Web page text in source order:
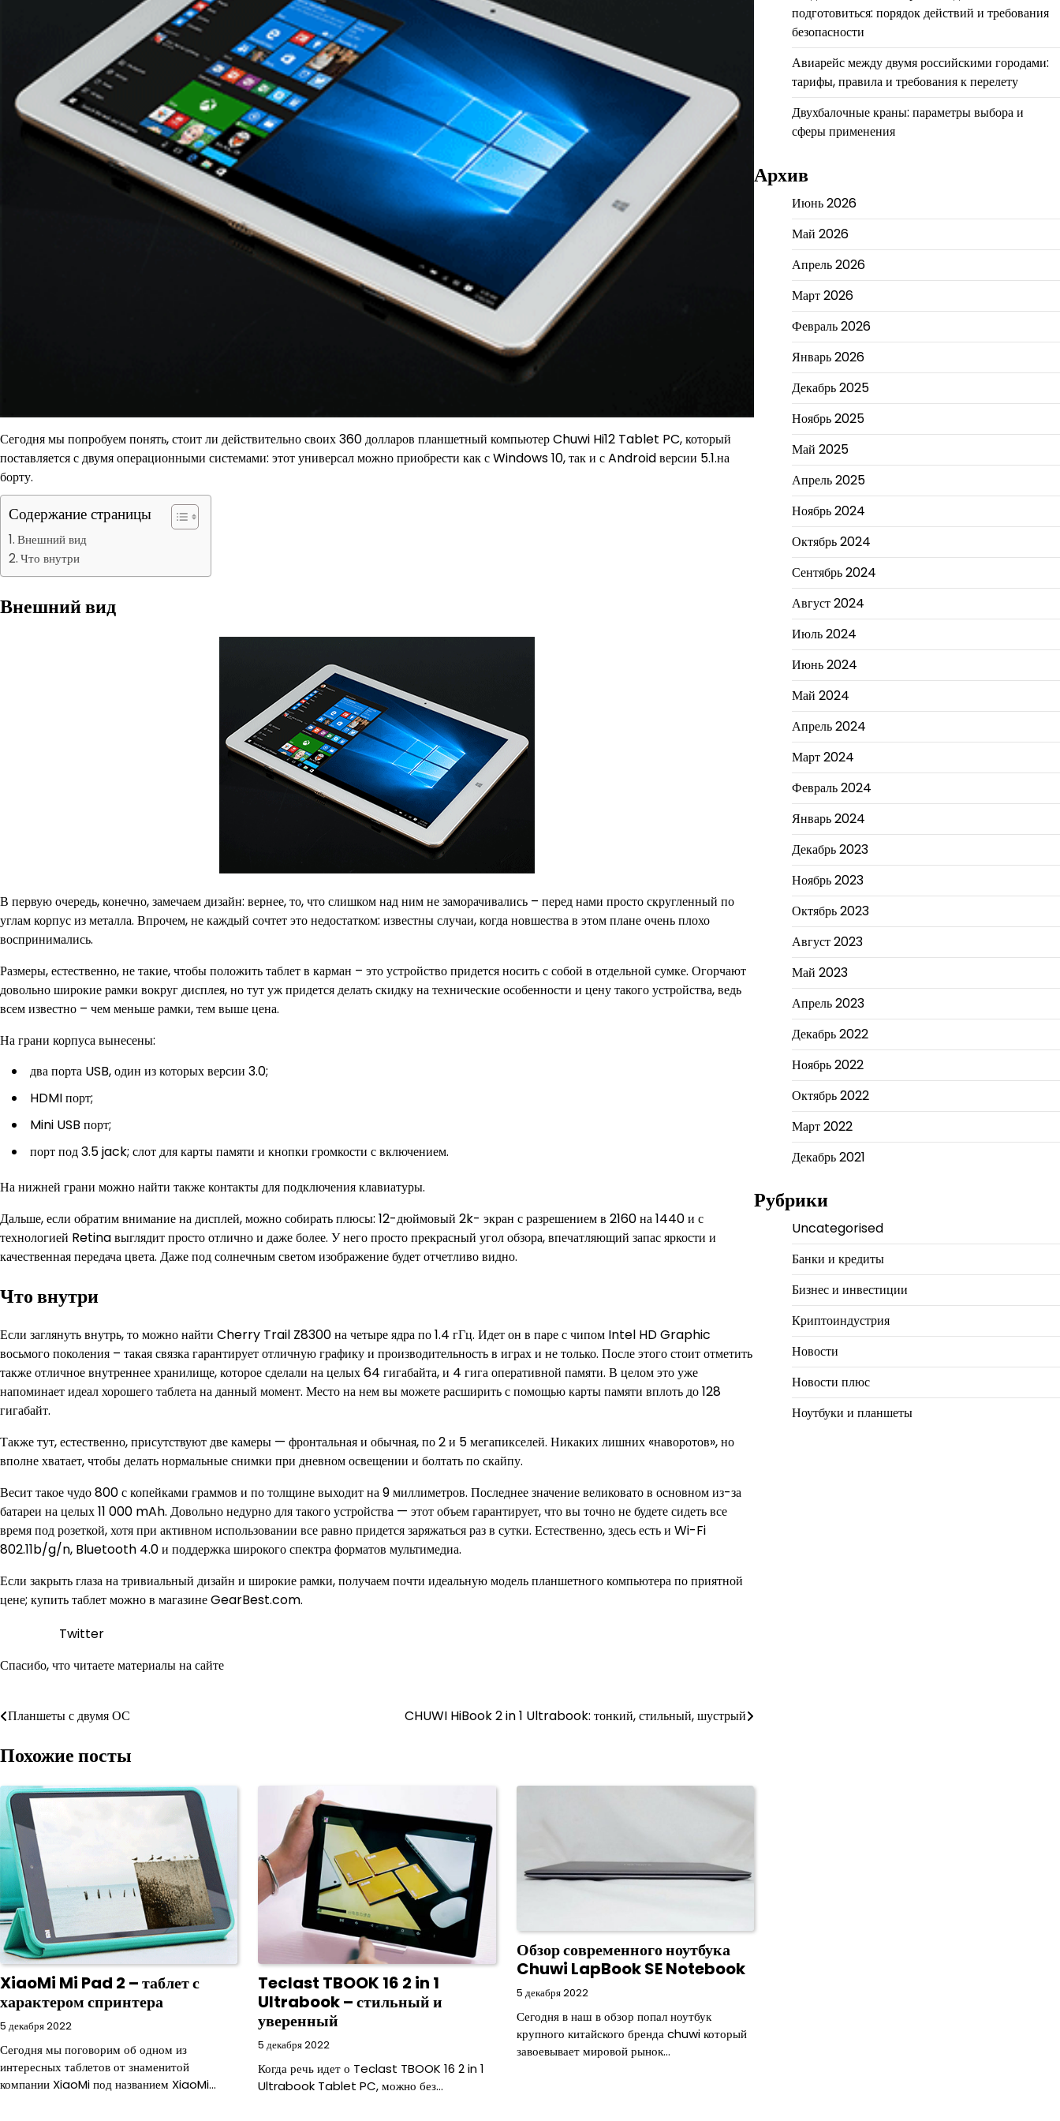
Сегодня мы попробуем понять, стоит ли действительно своих 360 долларов планшетный компьютер Chuwi Hi12 Tablet PC, который
поставляется с двумя операционными системами: этот универсал можно приобрести как с Windows 10, так и с Android версии 5.1.на
борту.
Содержание страницы
Внешний вид
Что внутри
Внешний вид
В первую очередь, конечно, замечаем дизайн: вернее, то, что слишком над ним не заморачивались – перед нами просто скругленный по
углам корпус из металла. Впрочем, не каждый сочтет это недостатком: известны случаи, когда новшества в этом плане очень плохо
воспринимались.
Размеры, естественно, не такие, чтобы положить таблет в карман – это устройство придется носить с собой в отдельной сумке. Огорчают
довольно широкие рамки вокруг дисплея, но тут уж придется делать скидку на технические особенности и цену такого устройства, ведь
всем известно – чем меньше рамки, тем выше цена.
На грани корпуса вынесены:
два порта USB, один из которых версии 3.0;
HDMI порт;
Mini USB порт;
порт под 3.5 jack; слот для карты памяти и кнопки громкости с включением.
На нижней грани можно найти также контакты для подключения клавиатуры.
Дальше, если обратим внимание на дисплей, можно собирать плюсы: 12-дюймовый 2k- экран с разрешением в 2160 на 1440 и с
технологией Retina выглядит просто отлично и даже более. У него просто прекрасный угол обзора, впечатляющий запас яркости и
качественная передача цвета. Даже под солнечным светом изображение будет отчетливо видно.
Что внутри
Если заглянуть внутрь, то можно найти Cherry Trail Z8300 на четыре ядра по 1.4 гГц. Идет он в паре с чипом Intel HD Graphic
восьмого поколения – такая связка гарантирует отличную графику и производительность в играх и не только. После этого стоит отметить
также отличное внутреннее хранилище, которое сделали на целых 64 гигабайта, и 4 гига оперативной памяти. В целом это уже
напоминает идеал хорошего таблета на данный момент. Место на нем вы можете расширить с помощью карты памяти вплоть до 128
гигабайт.
Также тут, естественно, присутствуют две камеры — фронтальная и обычная, по 2 и 5 мегапикселей. Никаких лишних «наворотов», но
вполне хватает, чтобы делать нормальные снимки при дневном освещении и болтать по скайпу.
Весит такое чудо 800 с копейками граммов и по толщине выходит на 9 миллиметров. Последнее значение великовато в основном из-за
батареи на целых 11 000 mAh. Довольно недурно для такого устройства — этот объем гарантирует, что вы точно не будете сидеть все
время под розеткой, хотя при активном использовании все равно придется заряжаться раз в сутки. Естественно, здесь есть и Wi-Fi
802.11b/g/n, Bluetooth 4.0 и поддержка широкого спектра форматов мультимедиа.
Если закрыть глаза на тривиальный дизайн и широкие рамки, получаем почти идеальную модель планшетного компьютера по приятной
цене; купить таблет можно в магазине GearBest.com.
Twitter
Спасибо, что читаете материалы на сайте
Навигация
по
Планшеты с двумя ОС CHUWI HiBook 2 in 1 Ultrabook: тонкий, стильный, шустрый
Похожие посты
XiaoMi Mi Pad 2 – таблет с
характером спринтера
5 декабря 2022
Сегодня мы поговорим об одном из
интересных таблетов от знаменитой
компании XiaoMi под названием XiaoMi…
Teclast TBOOK 16 2 in 1
Ultrabook – стильный и
уверенный
5 декабря 2022
Когда речь идет о Teclast TBOOK 16 2 in 1
Ultrabook Tablet PC, можно без…
Обзор современного ноутбука
Chuwi LapBook SE Notebook
5 декабря 2022
Сегодня в наш в обзор попал ноутбук
крупного китайского бренда chuwi который
завоевывает мировой рынок…
подготовиться: порядок действий и требования
безопасности
Авиарейс между двумя российскими городами:
тарифы, правила и требования к перелету
Двухбалочные краны: параметры выбора и
сферы применения
Архив
Июнь 2026
Май 2026
Апрель 2026
Март 2026
Февраль 2026
Январь 2026
Декабрь 2025
Ноябрь 2025
Май 2025
Апрель 2025
Ноябрь 2024
Октябрь 2024
Сентябрь 2024
Август 2024
Июль 2024
Июнь 2024
Май 2024
Апрель 2024
Март 2024
Февраль 2024
Январь 2024
Декабрь 2023
Ноябрь 2023
Октябрь 2023
Август 2023
Май 2023
Апрель 2023
Декабрь 2022
Ноябрь 2022
Октябрь 2022
Март 2022
Декабрь 2021
Рубрики
Uncategorised
Банки и кредиты
Бизнес и инвестиции
Криптоиндустрия
Новости
Новости плюс
Ноутбуки и планшеты